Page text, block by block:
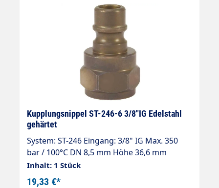
Kupplungsnippel ST-246-6 3/8"IG Edelstahl
gehärtet
System: ST-246 Eingang: 3/8" IG Max. 350
bar / 100°C DN 8,5 mm Höhe 36,6 mm
Material: Edelstahl gehärtet Kompatibel zu
bestehenden Kupplungssystemen SPHN6
Inhalt: 1 Stück
19,33 €*